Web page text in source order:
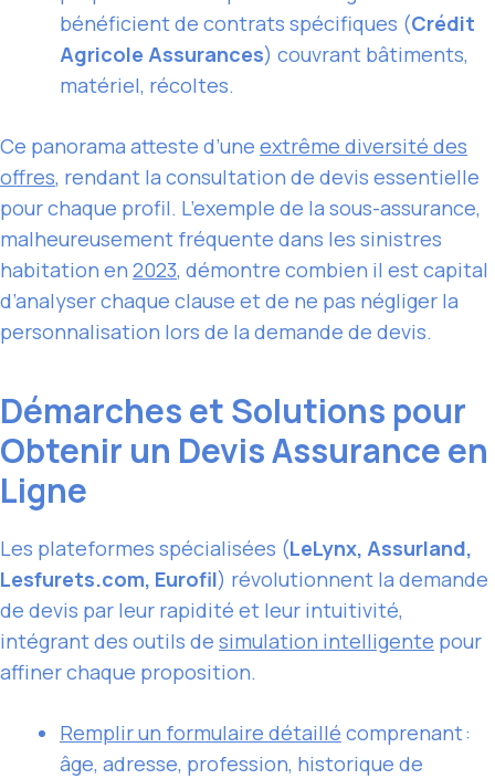
bénéficient de contrats spécifiques (Crédit
Agricole Assurances) couvrant bâtiments,
matériel, récoltes.
Ce panorama atteste d’une extrême diversité des
offres, rendant la consultation de devis essentielle
pour chaque profil. L’exemple de la sous-assurance,
malheureusement fréquente dans les sinistres
habitation en 2023, démontre combien il est capital
d’analyser chaque clause et de ne pas négliger la
personnalisation lors de la demande de devis.
Démarches et Solutions pour
Obtenir un Devis Assurance en
Ligne
Les plateformes spécialisées (LeLynx, Assurland,
Lesfurets.com, Eurofil) révolutionnent la demande
de devis par leur rapidité et leur intuitivité,
intégrant des outils de simulation intelligente pour
affiner chaque proposition.
Remplir un formulaire détaillé comprenant :
âge, adresse, profession, historique de